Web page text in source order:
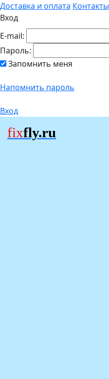
Доставка и оплата Контакты
Вход
E-mail:
Пароль:
Запомнить меня
Напомнить пароль
Вход
fixfly.ru